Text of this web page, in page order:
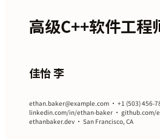
高级C++软件工程
佳怡 李
ethan.baker@example.com • +1 (503) 456-
linkedin.com/in/ethan-baker • github.com/
ethanbaker.dev • San Francisco, CA